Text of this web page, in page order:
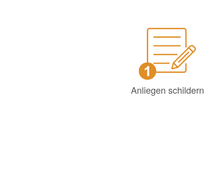
Anliegen schildern